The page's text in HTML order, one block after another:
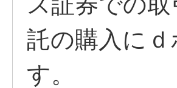
託の購入に
す。